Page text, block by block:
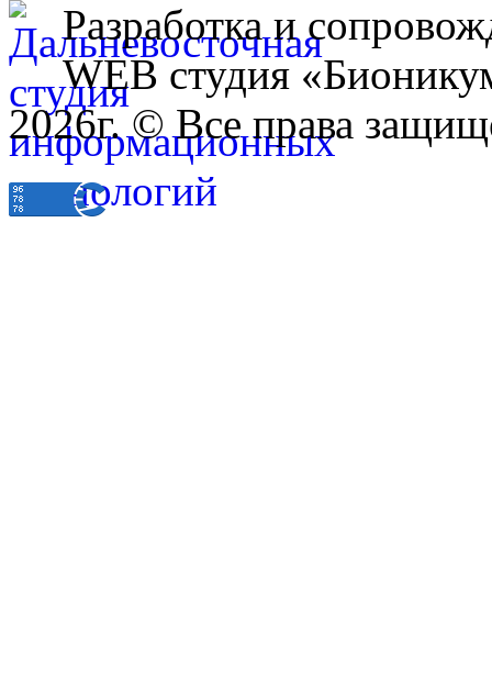
Разработка и
WEB студия
2026г. © Все права